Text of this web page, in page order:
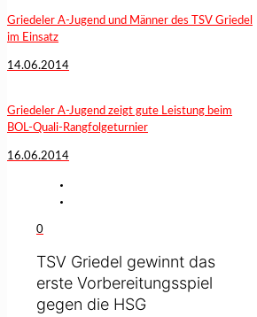
Griedeler A-Jugend und Männer des TSV Griedel
im Einsatz
14.06.2014
Griedeler A-Jugend zeigt gute Leistung beim
BOL-Quali-Rangfolgeturnier
16.06.2014
0
TSV Griedel gewinnt das
erste Vorbereitungsspiel
gegen die HSG